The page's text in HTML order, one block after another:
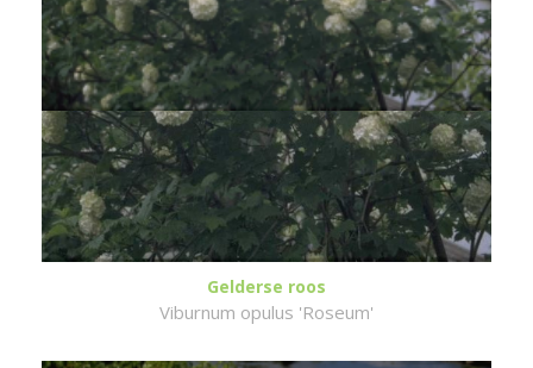
Gelderse roos
Viburnum opulus 'Roseum'